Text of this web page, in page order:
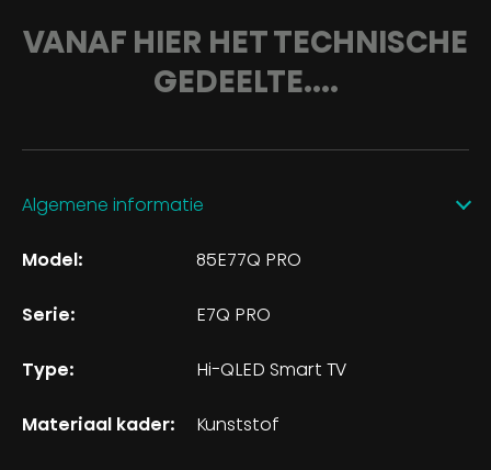
VANAF HIER HET TECHNISCHE
GEDEELTE....
Algemene informatie
Model: 85E77Q PRO
Serie: E7Q PRO
Type: Hi-QLED Smart TV
Materiaal kader: Kunststof